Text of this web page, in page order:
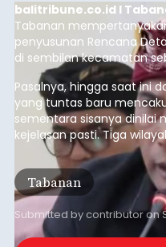
balitribune.co.id I
Tabanan
penyusunan Rencana
di sembilan kecamatan
pelaksanaan RTRW.
Pasalnya, hingga saat ini
yang tuntas baru
sementara sisanya dinilai
kejelasan pasti. Tiga
RDTR tersebut meliputi
Tabanan, dan Selemadeg
Tabanan
Submitted bycontributoron